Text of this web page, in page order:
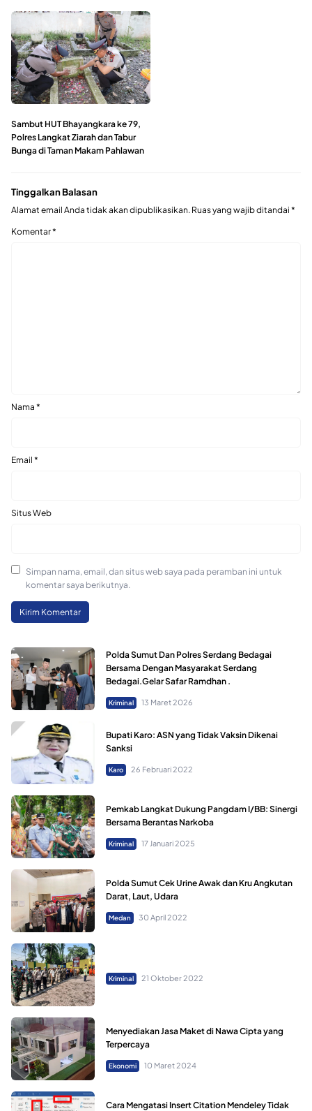
Sambut HUT Bhayangkara ke 79,
Polres Langkat Ziarah dan Tabur
Bunga di Taman Makam Pahlawan
Tinggalkan Balasan
Alamat email Anda tidak akan dipublikasikan. Ruas yang wajib ditandai *
Komentar*
Nama *
Email *
Situs Web
Simpan nama, email, dan situs web saya pada peramban ini untuk
komentar saya berikutnya.
Polda Sumut Dan Polres Serdang Bedagai
Bersama Dengan Masyarakat Serdang
Bedagai.Gelar Safar Ramdhan .
Kriminal 13 Maret 2026
Bupati Karo: ASN yang Tidak Vaksin Dikenai
Sanksi
Karo 26 Februari 2022
Pemkab Langkat Dukung Pangdam I/BB: Sinergi
Bersama Berantas Narkoba
Kriminal 17 Januari 2025
Polda Sumut Cek Urine Awak dan Kru Angkutan
Darat, Laut, Udara
Medan 30 April 2022
Kriminal 21 Oktober 2022
Menyediakan Jasa Maket di Nawa Cipta yang
Terpercaya
Ekonomi 10 Maret 2024
Cara Mengatasi Insert Citation Mendeley Tidak